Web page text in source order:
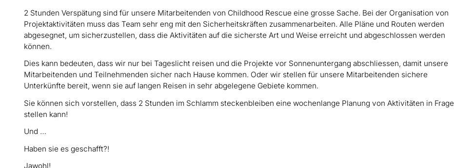
2 Stunden Verspätung sind für unsere Mitarbeitenden von Childhood Rescue eine grosse Sache. Bei der Organisation von
Projektaktivitäten muss das Team sehr eng mit den Sicherheitskräften zusammenarbeiten. Alle Pläne und Routen werden
abgesegnet, um sicherzustellen, dass die Aktivitäten auf die sicherste Art und Weise erreicht und abgeschlossen werden
können.
Dies kann bedeuten, dass wir nur bei Tageslicht reisen und die Projekte vor Sonnenuntergang abschliessen, damit unsere
Mitarbeitenden und Teilnehmenden sicher nach Hause kommen. Oder wir stellen für unsere Mitarbeitenden sichere
Unterkünfte bereit, wenn sie auf langen Reisen in sehr abgelegene Gebiete kommen.
Sie können sich vorstellen, dass 2 Stunden im Schlamm steckenbleiben eine wochenlange Planung von Aktivitäten in Frage
stellen kann!
Und …
Haben sie es geschafft?!
Jawohl!